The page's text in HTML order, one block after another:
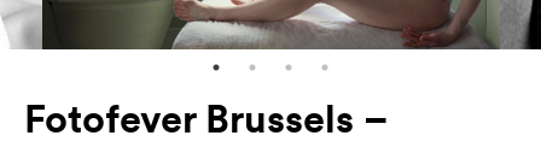
Fotofever Brussels –